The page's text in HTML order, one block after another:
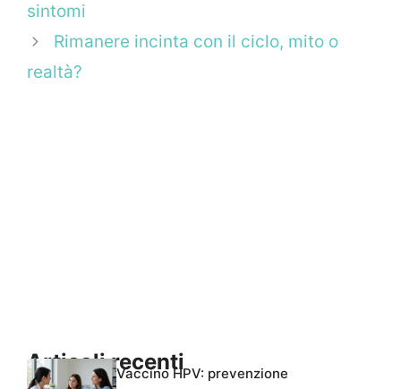
sintomi
Rimanere incinta con il ciclo, mito o
realtà?
Articoli recentiVaccino HPV: prevenzione